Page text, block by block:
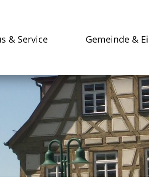
& Service Gemeinde &